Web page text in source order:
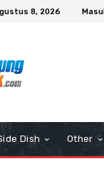
8, 2026
Dish Other